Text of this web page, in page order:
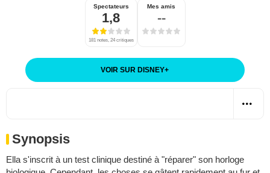
Spectateurs
1,8
181 notes, 24 critiques
Mes amis
--
VOIR SUR DISNEY+
Synopsis
Ella s'inscrit à un test clinique destiné à "réparer" son horloge